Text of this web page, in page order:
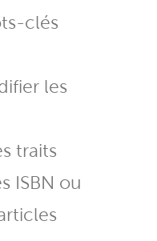
clés
les
traits
ISBN ou